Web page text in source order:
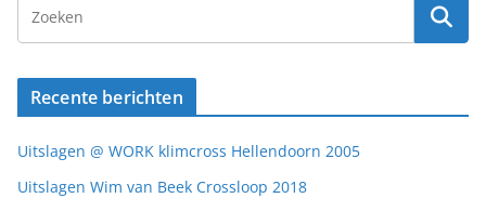
Recente berichten
Uitslagen @ WORK klimcross Hellendoorn 2005
Uitslagen Wim van Beek Crossloop 2018